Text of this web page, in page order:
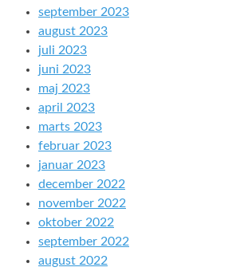
september 2023
august 2023
juli 2023
juni 2023
maj 2023
april 2023
marts 2023
februar 2023
januar 2023
december 2022
november 2022
oktober 2022
september 2022
august 2022